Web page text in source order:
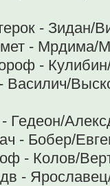
- Зидан/
- Мрдима/
-
Василич/
Гедеон/
- Бобер/
- Колов/
-